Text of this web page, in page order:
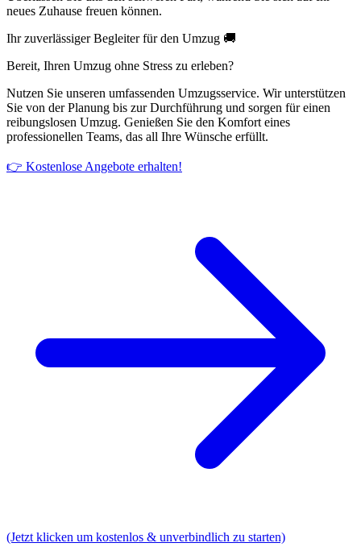
neues Zuhause freuen können.
Ihr zuverlässiger Begleiter für den Umzug 🚚
Bereit, Ihren Umzug ohne Stress zu erleben?
Nutzen Sie unseren umfassenden Umzugsservice. Wir unterstützen
Sie von der Planung bis zur Durchführung und sorgen für einen
reibungslosen Umzug. Genießen Sie den Komfort eines
professionellen Teams, das all Ihre Wünsche erfüllt.
👉 Kostenlose Angebote erhalten!
(Jetzt klicken um kostenlos & unverbindlich zu starten)